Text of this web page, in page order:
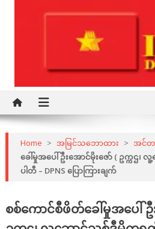
DPNS
Home > အမြင်သဘောထား > အင်တ
ခေါ်မှုအပေါ် ဦးအောင်မိုးဇော် ( ဥက္က
ပါတီ – DPNS ပြောကြားချက်
စစ်ကောင်စီဖိတ်ခေါ်မှုအပေါ် ဦ